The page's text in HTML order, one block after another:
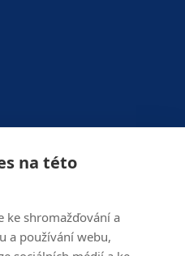
na této
ke shromažďování a
a používání webu,
515 919 840